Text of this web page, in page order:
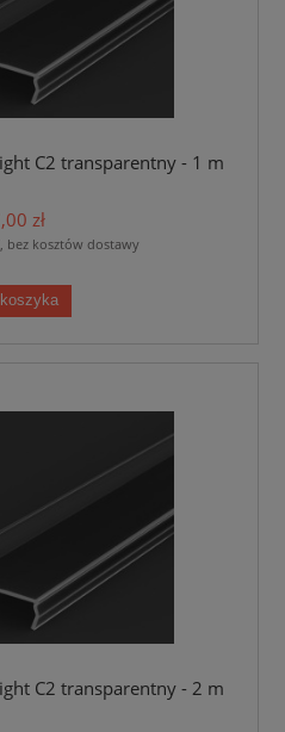
C2 transparentny - 1 m
zł
bez kosztów dostawy
C2 transparentny - 2 m